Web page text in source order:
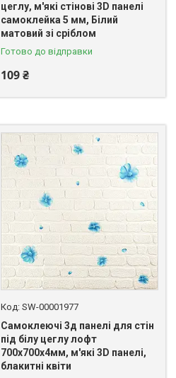
цеглу, м'які стінові 3D панелі
самоклейка 5 мм, Білий
матовий зі сріблом
Готово до відправки
109 ₴
SW-00001977
Самоклеючі 3д панелі для стін
під білу цеглу лофт
700х700х4мм, м'які 3D панелі,
блакитні квіти